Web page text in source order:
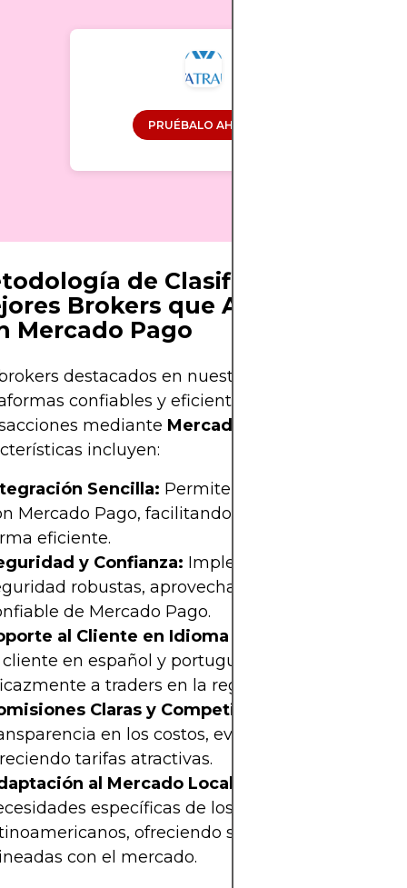
PRUÉBALO AHORA
de Clasificación de los
Brokers que Aceptan Pagos
Mercado Pago
destacados en nuestro ranking ofrecen
confiables y eficientes, optimizadas para
mediante Mercado Pago
incluyen:
Sencilla: Permiten una integración
Mercado Pago, facilitando depósitos y retiros
eficiente.
y Confianza: Implementan medidas de
robustas, aprovechando la
de Mercado Pago.
al Cliente en Idioma Local:
en español y portugués, esencial para
a traders en la región.
Claras y Competitivas:
en los costos, evitando cargos
tarifas atractivas.
al Mercado Local:
específicas de los traders
ofreciendo servicios y
con el mercado.